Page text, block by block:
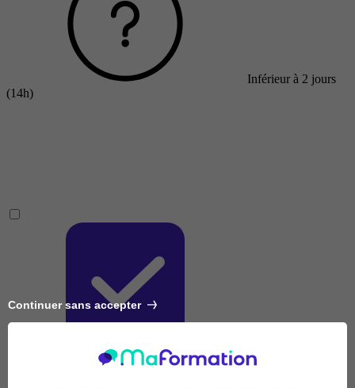
Inférieur à 2 jours
(14h)
Continuer sans accepter